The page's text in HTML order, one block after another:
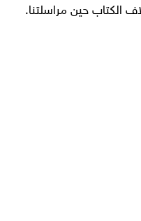
الكتاب حين مراسلتنا.